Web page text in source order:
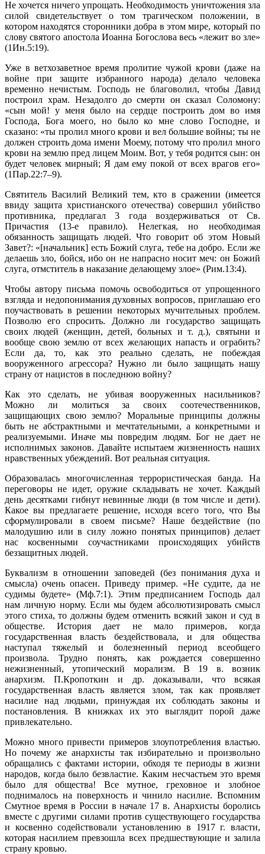
Не хочется ничего упрощать. Необходимость уничтожения зла
силой свидетельствует о том трагическом положении, в
котором находятся сторонники добра в этом мире, который по
слову святого апостола Иоанна Богослова весь «лежит во зле»
(1Ин.5:19).
Уже в ветхозаветное время пролитие чужой крови (даже на
войне при защите избранного народа) делало человека
временно нечистым. Господь не благоволил, чтобы Давид
построил храм. Незадолго до смерти он сказал Соломону:
«сын мой! у меня было на сердце построить дом во имя
Господа, Бога моего, но было ко мне слово Господне, и
сказано: «ты пролил много крови и вел большие войны; ты не
должен строить дома имени Моему, потому что пролил много
крови на землю пред лицем Моим. Вот, у тебя родится сын: он
будет человек мирный; Я дам ему покой от всех врагов его»
(1Пар.22:7–9).
Святитель Василий Великий тем, кто в сражении (имеется
ввиду защита христианского отечества) совершил убийство
противника, предлагал 3 года воздерживаться от Св.
Причастия (13-е правило). Нелегкая, но необходимая
обязанность защищать людей. Что говорит об этом Новый
Завет?: «[начальник] есть Божий слуга, тебе на добро. Если же
делаешь зло, бойся, ибо он не напрасно носит меч: он Божий
слуга, отмститель в наказание делающему злое» (Рим.13:4).
Чтобы автору письма помочь освободиться от упрощенного
взгляда и недопонимания духовных вопросов, приглашаю его
поучаствовать в решении некоторых мучительных проблем.
Позволю его спросить. Должно ли государство защищать
своих людей (женщин, детей, больных и т. д.), святыни и
вообще свою землю от всех желающих напасть и ограбить?
Если да, то, как это реально сделать, не побеждая
вооруженного агрессора? Нужно ли было защищать нашу
страну от нацистов в последнюю войну?
Как это сделать, не убивая вооруженных насильников?
Можно ли молиться за своих соотечественников,
защищающих свою землю? Моральные принципы должны
быть не абстрактными и мечтательными, а конкретными и
реализуемыми. Иначе мы повредим людям. Бог не дает не
исполнимых законов. Давайте испытаем жизненность наших
нравственных убеждений. Вот реальная ситуация.
Образовалась многочисленная террористическая банда. На
переговоры не идет, оружие складывать не хочет. Каждый
день десятками гибнут невинные люди (в том числе и дети).
Какое вы предлагаете решение, исходя всего того, что Вы
сформулировали в своем письме? Наше бездействие (по
малодушию или в силу ложно понятых принципов) делает
нас косвенными соучастниками происходящих убийств
беззащитных людей.
Буквализм в отношении заповедей (без понимания духа и
смысла) очень опасен. Приведу пример. «Не судите, да не
судимы будете» (Мф.7:1). Этим предписанием Господь дал
нам личную норму. Если мы будем абсолютизировать смысл
этого стиха, то должны будем отменить всякий закон и суд в
обществе. История дает не мало примеров, когда
государственная власть бездействовала, и для общества
наступал тяжелый и болезненный период всеобщего
произвола. Трудно понять, как рождается совершенно
нежизненный, утопический морализм. В 19 в. возник
анархизм. П.Кропоткин и др. доказывали, что всякая
государственная власть является злом, так как проявляет
насилие над людьми, принуждая их соблюдать законы и
постановления. В книжках их это выглядит порой даже
привлекательно.
Можно много привести примеров злоупотребления властью.
Но почему же анархисты так избирательно и произвольно
обращались с фактами истории, обходя те периоды в жизни
народов, когда было безвластие. Каким несчастьем это время
было для общества! Все мутное, греховное и злобное
поднималось на поверхность и чинило насилие. Вспомним
Смутное время в России в начале 17 в. Анархисты боролись
вместе с другими силами против существующего государства
и косвенно содействовали установлению в 1917 г. власти,
которая насилием превзошла всех предшествующие и залила
страну кровью.